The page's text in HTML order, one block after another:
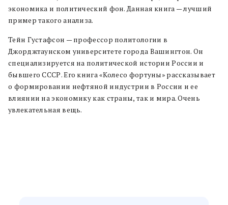
экономика и политический фон. Данная книга — лучший
пример такого анализа.
Тейн Густафсон — профессор политологии в
Джорджтаунском университете города Вашингтон. Он
специализируется на политической истории России и
бывшего СССР. Его книга «Колесо фортуны» рассказывает
о формировании нефтяной индустрии в России и ее
влиянии на экономику как страны, так и мира. Очень
увлекательная вещь.